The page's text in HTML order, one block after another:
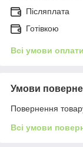
Післяплата
Готівкою
Всі умови оплати
Умови
Повернення
Всі умови